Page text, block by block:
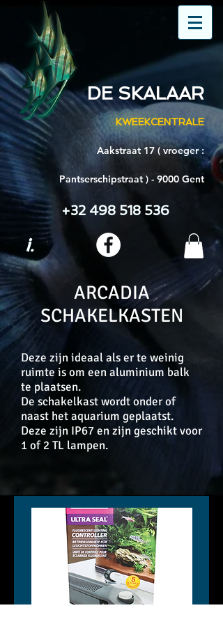
DE SKALAAR
KWEEKCENTRALE
Aakstraat 17 ( vroeger :
Pantserschipstraat ) - 9000 Gent
+32 498 518 536
i.
ARCADIA
SCHAKELKASTEN
Deze zijn ideaal als er te weinig
ruimte is om een aluminium balk
te plaatsen.
De schakelkast wordt onder of
naast het aquarium geplaatst.
Deze zijn IP67 en zijn geschikt voor
1 of 2 TL lampen.